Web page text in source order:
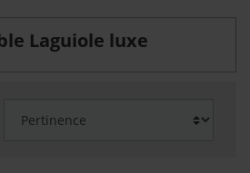
Laguiole luxe